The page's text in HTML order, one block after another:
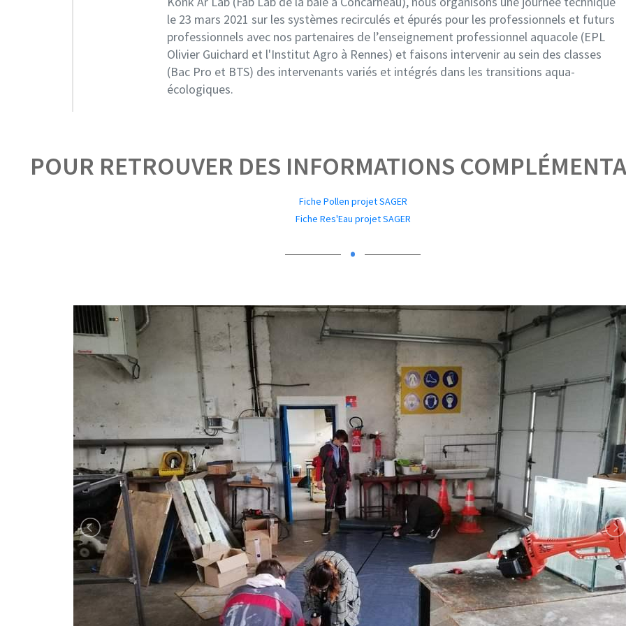
le 23 mars 2021 sur les systèmes recirculés et épurés pour les professionnels et futurs
professionnels avec nos partenaires de l’enseignement professionnel aquacole (EPL
Olivier Guichard et l'Institut Agro à Rennes) et faisons intervenir au sein des classes
(Bac Pro et BTS) des intervenants variés et intégrés dans les transitions aqua-
écologiques.
POUR RETROUVER DES INFORMATIONS
Fiche Pollen projet SAGER
Fiche Res'Eau projet SAGER
.